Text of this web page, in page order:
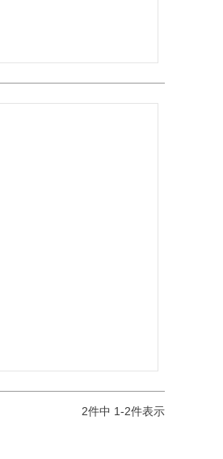
2件中 1-2件表示